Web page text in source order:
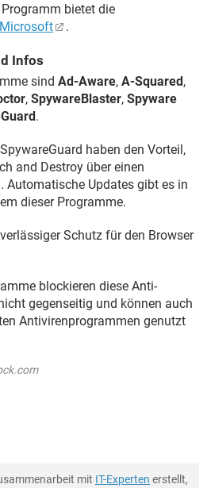
bietet die
.
Infos
sind Ad-Aware, A-Squared,
, SpywareBlaster, Spyware
.
haben den Vorteil,
and Destroy über einen
Automatische Updates gibt es in
dieser Programme.
Schutz für den Browser
blockieren diese Anti-
gegenseitig und können auch
Antivirenprogrammen genutzt
mit IT-Experten erstellt,